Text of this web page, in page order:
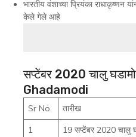
भारतीय वंशाच्या प्रियंका राधाकृष्णन
केले गेले आहे
सप्टेंबर 2020 चालु
Ghadamodi
Sr No. तारीख
1
19 सप्टेंबर 2020 चालु